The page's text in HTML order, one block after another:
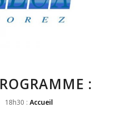
:
18h30 :Accueil